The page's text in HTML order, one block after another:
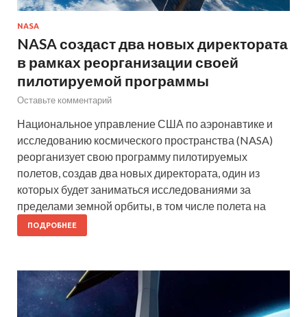
NASA
NASA создаст два новых директората
в рамках реорганизации своей
пилотируемой программы
Оставьте комментарий
Национальное управление США по аэронавтике и
исследованию космического пространства (NASA)
реорганизует свою программу пилотируемых
полетов, создав два новых директората, один из
которых будет заниматься исследованиями за
пределами земной орбиты, в том числе полета на
ПОДРОБНЕЕ